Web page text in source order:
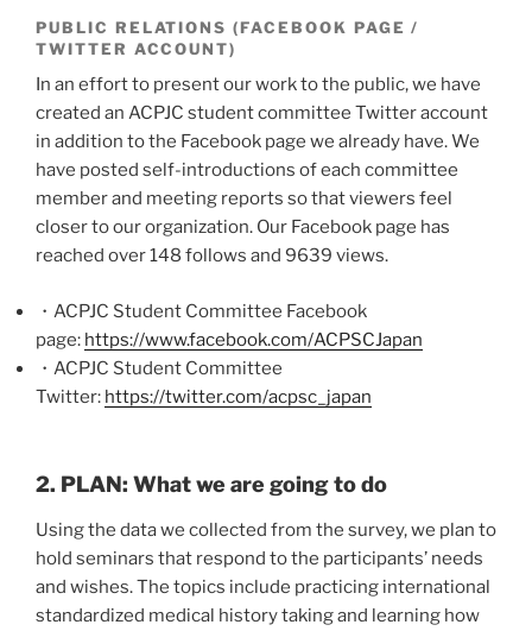
PUBLIC RELATIONS (FACEBOOK PAGE /
TWITTER ACCOUNT)
In an effort to present our work to the public, we have
created an ACPJC student committee Twitter account
in addition to the Facebook page we already have. We
have posted self-introductions of each committee
member and meeting reports so that viewers feel
closer to our organization. Our Facebook page has
reached over 148 follows and 9639 views.
・ ACPJC Student Committee Facebook
page: https://www.facebook.com/ACPSCJapan
・ ACPJC Student Committee
Twitter: https://twitter.com/acpsc_japan
2. PLAN: What we are going to do
Using the data we collected from the survey, we plan to
hold seminars that respond to the participants’ needs
and wishes. The topics include practicing international
standardized medical history taking and learning how